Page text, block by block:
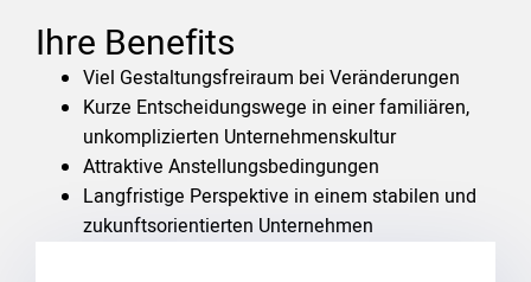
Ihre Benefits
Viel Gestaltungsfreiraum bei Veränderungen
Kurze Entscheidungswege in einer familiären,
unkomplizierten Unternehmenskultur
Attraktive Anstellungsbedingungen
Langfristige Perspektive in einem stabilen und
zukunftsorientierten Unternehmen